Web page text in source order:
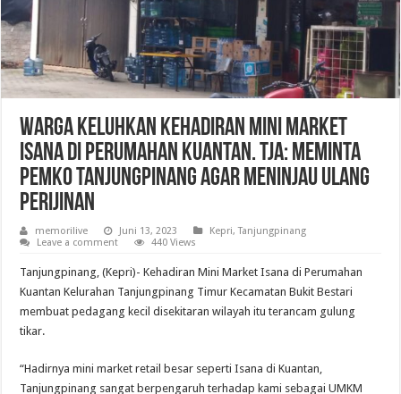
Warga Keluhkan Kehadiran Mini Market
Isana di Perumahan Kuantan. TJA: Meminta
Pemko Tanjungpinang Agar Meninjau Ulang
Perijinan
memorilive Juni 13, 2023 Kepri,Tanjungpinang
Leave a comment
440 Views
Tanjungpinang, (Kepri)- Kehadiran Mini Market Isana di Perumahan
Kuantan Kelurahan Tanjungpinang Timur Kecamatan Bukit Bestari
membuat pedagang kecil disekitaran wilayah itu terancam gulung
tikar.
“Hadirnya mini market retail besar seperti Isana di Kuantan,
Tanjungpinang sangat berpengaruh terhadap kami sebagai UMKM